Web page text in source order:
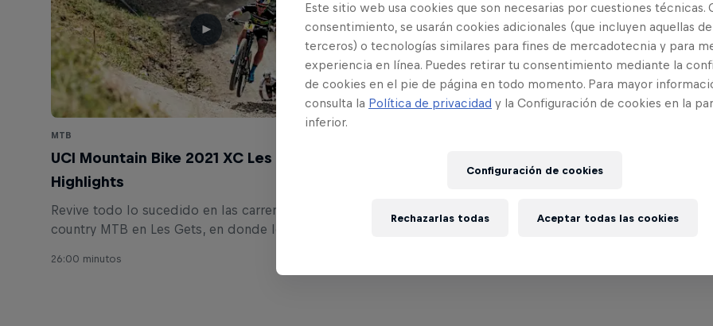
MTB
UCI Mountain Bike 2021 XC Les Gets
Highlights
Revive todo lo sucedido en las carreras de cross-
country MTB en Les Gets, en donde los riders se
26:00 minutos
Este sitio web usa cookies que son necesarias por cuestiones técnicas.
consentimiento, se usarán cookies adicionales (que incluyen aquellas de
terceros) o tecnologías similares para fines de mercadotecnia y para
experiencia en línea. Puedes retirar tu consentimiento mediante la
de cookies en el pie de página en todo momento. Para mayor
consulta la Política de privacidad y la Configuración de cookies en la
inferior.
Configuración de cookies
Rechazarlas todas Aceptar todas las cookies